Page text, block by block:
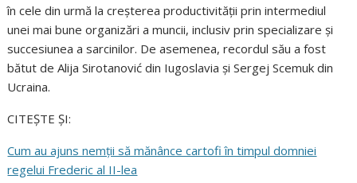
în cele din urmă la creșterea productivității prin intermediul
unei mai bune organizări a muncii, inclusiv prin specializare și
succesiunea a sarcinilor. De asemenea, recordul său a fost
bătut de Alija Sirotanović din Iugoslavia și Sergej Scemuk din
Ucraina.
CITEȘTE ȘI:
Cum au ajuns nemții să mănânce cartofi în timpul domniei
regelui Frederic al II-lea